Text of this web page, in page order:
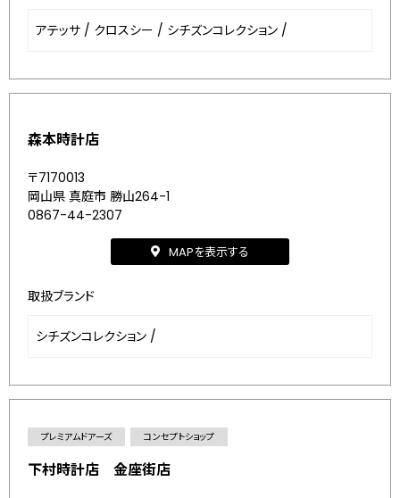
アテッサ / クロスシー / シチズンコレクション /
森本時計店
〒7170013
岡山県 真庭市 勝山264-1
0867-44-2307
MAPを表示する
取扱ブランド
シチズンコレクション /
プレミアムドアーズ コンセプトショップ
下村時計店 金座街店